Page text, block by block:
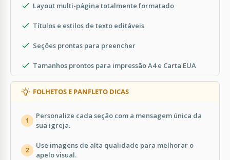
Layout multi-página totalmente formatado
Títulos e estilos de texto editáveis
Seções prontas para preencher
Tamanhos prontos para impressão A4 e Carta EUA
FOLHETOS E PANFLETO DICAS
1
Personalize cada seção com a mensagem única da
sua igreja.
2
Use imagens de alta qualidade para melhorar o
apelo visual.